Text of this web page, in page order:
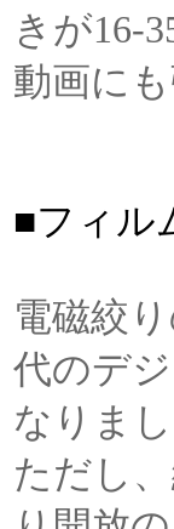
きが16-
動画に
■フィル
電磁絞
代のデ
なりまし
ただし